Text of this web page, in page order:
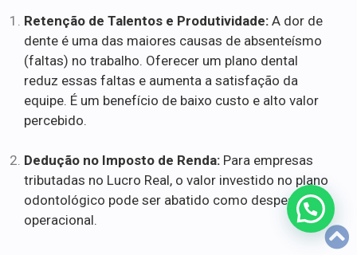
Retenção de Talentos e Produtividade: A dor de
dente é uma das maiores causas de absenteísmo
(faltas) no trabalho. Oferecer um plano dental
reduz essas faltas e aumenta a satisfação da
equipe. É um benefício de baixo custo e alto valor
percebido.
Dedução no Imposto de Renda: Para empresas
tributadas no Lucro Real, o valor investido no plano
odontológico pode ser abatido como despesa
operacional.